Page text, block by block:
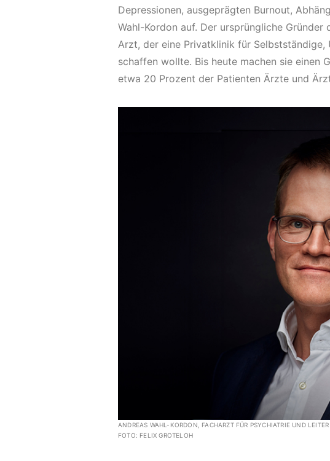
Depressionen, ausgeprägten Burnout,
Wahl-Kordon auf. Der ursprüngliche
Arzt, der eine Privatklinik für Selbstständige,
schaffen wollte. Bis heute machen sie einen
etwa 20 Prozent der Patienten Ärzte und
ANDREAS WAHL-KORDON, FACHARZT FÜR PSYCHIATRIE UND
FOTO: FELIX GROTELOH